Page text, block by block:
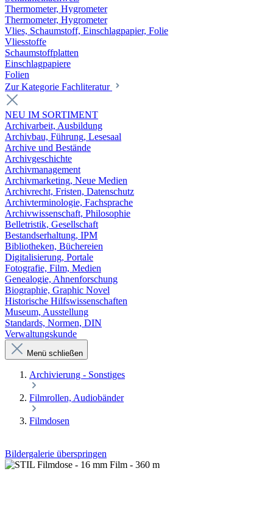
Thermometer, Hygrometer
Thermometer, Hygrometer
Vlies, Schaumstoff, Einschlagpapier, Folie
Vliesstoffe
Schaumstoffplatten
Einschlagpapiere
Folien
Zur Kategorie Fachliteratur
NEU IM SORTIMENT
Archivarbeit, Ausbildung
Archivbau, Führung, Lesesaal
Archive und Bestände
Archivgeschichte
Archivmanagement
Archivmarketing, Neue Medien
Archivrecht, Fristen, Datenschutz
Archivterminologie, Fachsprache
Archivwissenschaft, Philosophie
Belletristik, Gesellschaft
Bestandserhaltung, IPM
Bibliotheken, Büchereien
Digitalisierung, Portale
Fotografie, Film, Medien
Genealogie, Ahnenforschung
Biographie, Graphic Novel
Historische Hilfswissenschaften
Museum, Ausstellung
Standards, Normen, DIN
Verwaltungskunde
Menü schließen
Archivierung - Sonstiges
Filmrollen, Audiobänder
Filmdosen
Bildergalerie überspringen